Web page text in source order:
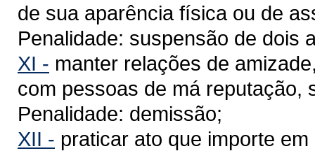
de sua aparência física ou de
Penalidade: suspensão de dois
XI - manter relações de
com pessoas de má reputação,
Penalidade: demissão;
XII - praticar ato que importe